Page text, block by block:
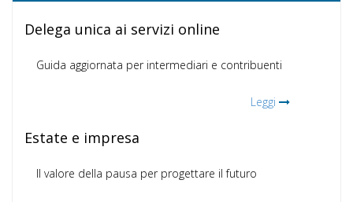
Delega unica ai servizi online
Guida aggiornata per intermediari e contribuenti
Leggi
Estate e impresa
Il valore della pausa per progettare il futuro